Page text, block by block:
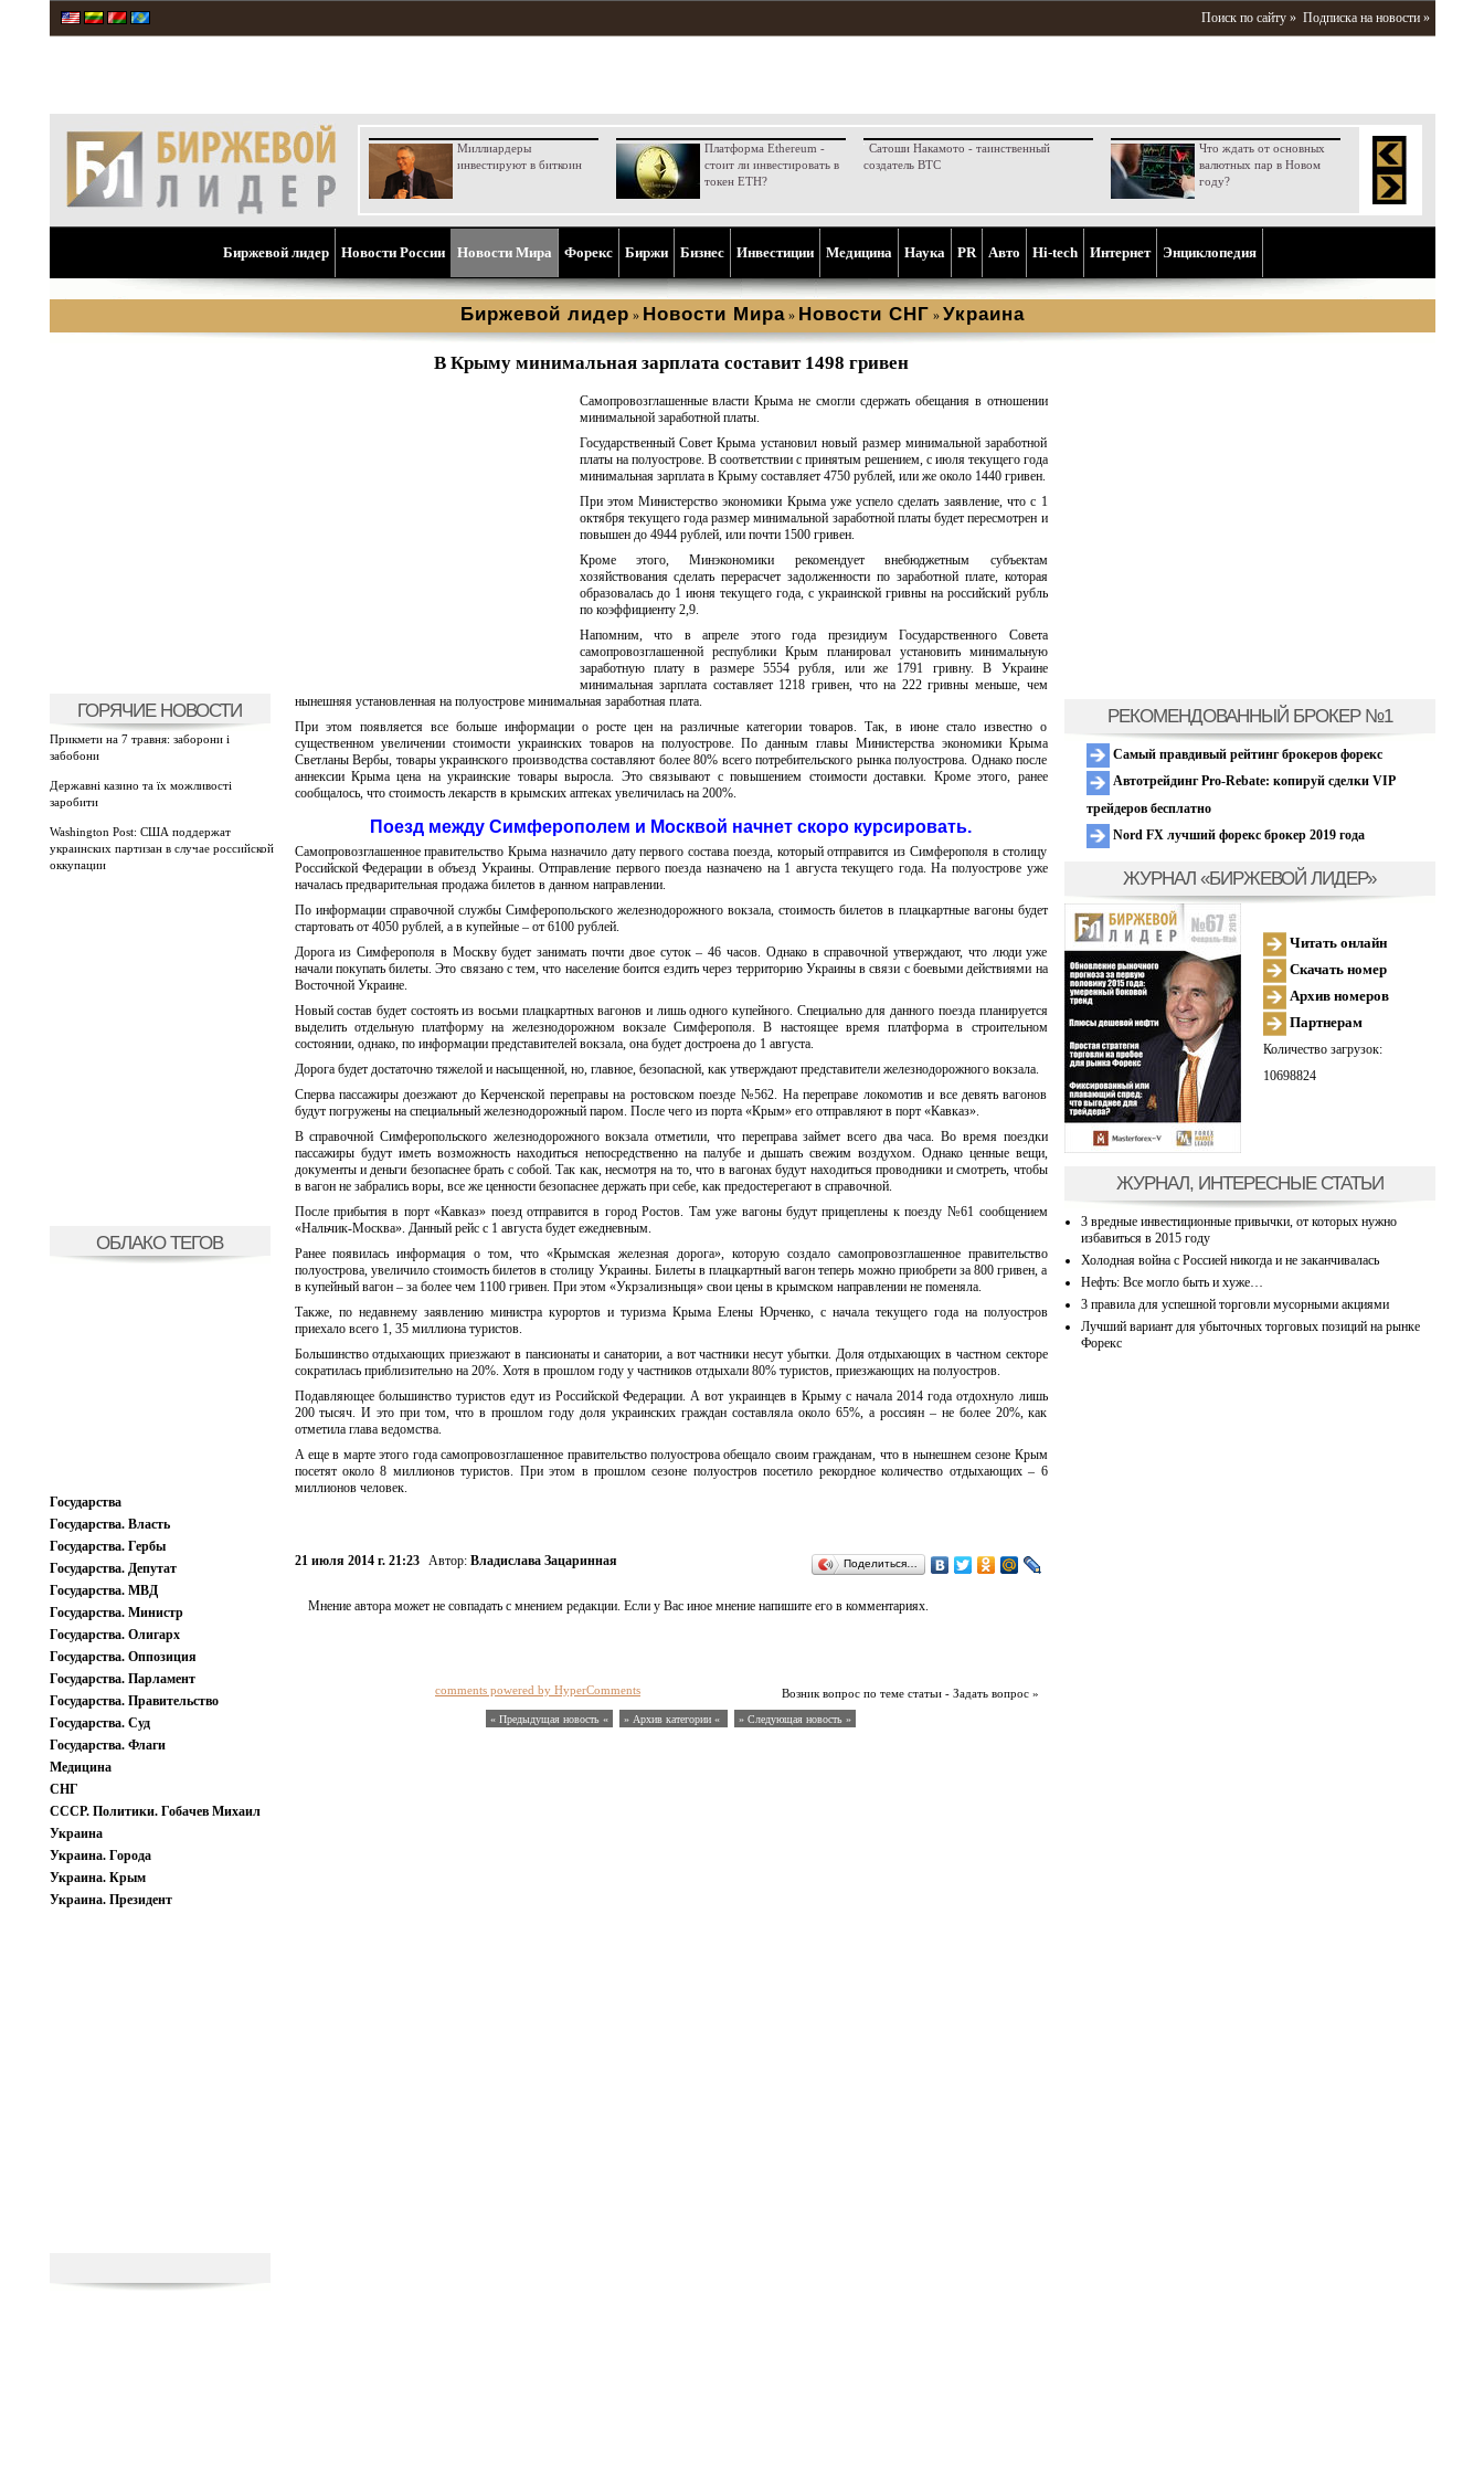
Поиск по сайту » Подписка на новости »
Миллиардеры
инвестируют в биткоин
Платформа Ethereum -
стоит ли инвестировать в
токен ETH?
Сатоши Накамото - таинственный
создатель BTC
Что ждать от основных
валютных пар в Новом
году?
Биржевой лидер Новости России Новости Мира Форекс Биржи Бизнес Инвестиции Медицина Наука PR Aвто Hi-tech Интернет Энциклопедия
Биржевой лидер » Новости Мира » Новости СНГ » Украина
ГОРЯЧИЕ НОВОСТИ
Прикмети на 7 травня: заборони і
забобони
Державні казино та їх можливості
заробити
Washington Post: США поддержат
украинских партизан в случае российской
оккупации
ОБЛАКО ТЕГОВ
Государства
Государства. Власть
Государства. Гербы
Государства. Депутат
Государства. МВД
Государства. Министр
Государства. Олигарх
Государства. Оппозиция
Государства. Парламент
Государства. Правительство
Государства. Суд
Государства. Флаги
Медицина
СНГ
СССР. Политики. Гобачев Михаил
Украина
Украина. Города
Украина. Крым
Украина. Президент
В Крыму минимальная зарплата составит 1498 гривен
Самопровозглашенные власти Крыма не смогли сдержать обещания в отношении
минимальной заработной платы.
Государственный Совет Крыма установил новый размер минимальной заработной
платы на полуострове. В соответствии с принятым решением, с июля текущего года
минимальная зарплата в Крыму составляет 4750 рублей, или же около 1440 гривен.
При этом Министерство экономики Крыма уже успело сделать заявление, что с 1
октября текущего года размер минимальной заработной платы будет пересмотрен и
повышен до 4944 рублей, или почти 1500 гривен.
Кроме этого, Минэкономики рекомендует внебюджетным субъектам
хозяйствования сделать перерасчет задолженности по заработной плате, которая
образовалась до 1 июня текущего года, с украинской гривны на российский рубль
по коэффициенту 2,9.
Напомним, что в апреле этого года президиум Государственного Совета
самопровозглашенной республики Крым планировал установить минимальную
заработную плату в размере 5554 рубля, или же 1791 гривну. В Украине
минимальная зарплата составляет 1218 гривен, что на 222 гривны меньше, чем
нынешняя установленная на полуострове минимальная заработная плата.
При этом появляется все больше информации о росте цен на различные категории товаров. Так, в июне стало известно о
существенном увеличении стоимости украинских товаров на полуострове. По данным главы Министерства экономики Крыма
Светланы Вербы, товары украинского производства составляют более 80% всего потребительского рынка полуострова. Однако после
аннексии Крыма цена на украинские товары выросла. Это связывают с повышением стоимости доставки. Кроме этого, ранее
сообщалось, что стоимость лекарств в крымских аптеках увеличилась на 200%.
Поезд между Симферополем и Москвой начнет скоро курсировать.
Самопровозглашенное правительство Крыма назначило дату первого состава поезда, который отправится из Симферополя в столицу
Российской Федерации в объезд Украины. Отправление первого поезда назначено на 1 августа текущего года. На полуострове уже
началась предварительная продажа билетов в данном направлении.
По информации справочной службы Симферопольского железнодорожного вокзала, стоимость билетов в плацкартные вагоны будет
стартовать от 4050 рублей, а в купейные – от 6100 рублей.
Дорога из Симферополя в Москву будет занимать почти двое суток – 46 часов. Однако в справочной утверждают, что люди уже
начали покупать билеты. Это связано с тем, что население боится ездить через территорию Украины в связи с боевыми действиями на
Восточной Украине.
Новый состав будет состоять из восьми плацкартных вагонов и лишь одного купейного. Специально для данного поезда планируется
выделить отдельную платформу на железнодорожном вокзале Симферополя. В настоящее время платформа в строительном
состоянии, однако, по информации представителей вокзала, она будет достроена до 1 августа.
Дорога будет достаточно тяжелой и насыщенной, но, главное, безопасной, как утверждают представители железнодорожного вокзала.
Сперва пассажиры доезжают до Керченской переправы на ростовском поезде №562. На переправе локомотив и все девять вагонов
будут погружены на специальный железнодорожный паром. После чего из порта «Крым» его отправляют в порт «Кавказ».
В справочной Симферопольского железнодорожного вокзала отметили, что переправа займет всего два часа. Во время поездки
пассажиры будут иметь возможность находиться непосредственно на палубе и дышать свежим воздухом. Однако ценные вещи,
документы и деньги безопаснее брать с собой. Так как, несмотря на то, что в вагонах будут находиться проводники и смотреть, чтобы
в вагон не забрались воры, все же ценности безопаснее держать при себе, как предостерегают в справочной.
После прибытия в порт «Кавказ» поезд отправится в город Ростов. Там уже вагоны будут прицеплены к поезду №61 сообщением
«Нальчик-Москва». Данный рейс с 1 августа будет ежедневным.
Ранее появилась информация о том, что «Крымская железная дорога», которую создало самопровозглашенное правительство
полуострова, увеличило стоимость билетов в столицу Украины. Билеты в плацкартный вагон теперь можно приобрети за 800 гривен, а
в купейный вагон – за более чем 1100 гривен. При этом «Укрзализныця» свои цены в крымском направлении не поменяла.
Также, по недавнему заявлению министра курортов и туризма Крыма Елены Юрченко, с начала текущего года на полуостров
приехало всего 1, 35 миллиона туристов.
Большинство отдыхающих приезжают в пансионаты и санатории, а вот частники несут убытки. Доля отдыхающих в частном секторе
сократилась приблизительно на 20%. Хотя в прошлом году у частников отдыхали 80% туристов, приезжающих на полуостров.
Подавляющее большинство туристов едут из Российской Федерации. А вот украинцев в Крыму с начала 2014 года отдохнуло лишь
200 тысяч. И это при том, что в прошлом году доля украинских граждан составляла около 65%, а россиян – не более 20%, как
отметила глава ведомства.
А еще в марте этого года самопровозглашенное правительство полуострова обещало своим гражданам, что в нынешнем сезоне Крым
посетят около 8 миллионов туристов. При этом в прошлом сезоне полуостров посетило рекордное количество отдыхающих – 6
миллионов человек.
21 июля 2014 г. 21:23 Автор: Владислава Зацаринная Поделиться…
Мнение автора может не совпадать с мнением редакции. Если у Вас иное мнение напишите его в комментариях.
Возник вопрос по теме статьи - Задать вопрос »
comments powered by HyperComments
« Предыдущая новость « » Архив категории « » Следующая новость »
РЕКОМЕНДОВАННЫЙ БРОКЕР №1
Самый правдивый рейтинг брокеров форекс
Автотрейдинг Pro-Rebate: копируй сделки VIP
трейдеров бесплатно
Nord FX лучший форекс брокер 2019 года
ЖУРНАЛ «БИРЖЕВОЙ ЛИДЕР»
Читать онлайн
Скачать номер
Архив номеров
Партнерам
Количество загрузок:
10698824
ЖУРНАЛ, ИНТЕРЕСНЫЕ СТАТЬИ
3 вредные инвестиционные привычки, от которых нужно
избавиться в 2015 году
Холодная война с Россией никогда и не заканчивалась
Нефть: Все могло быть и хуже…
3 правила для успешной торговли мусорными акциями
Лучший вариант для убыточных торговых позиций на рынке
Форекс